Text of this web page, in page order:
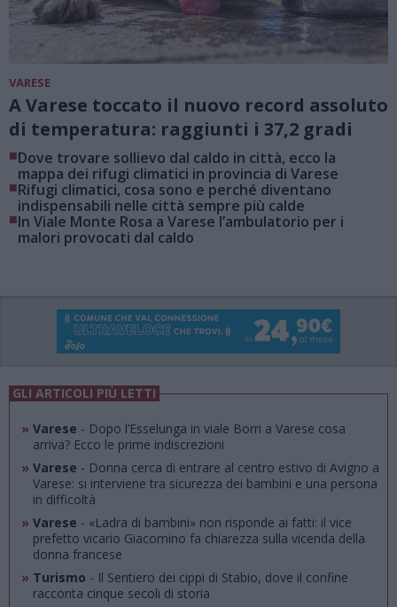
VARESE
A Varese toccato il nuovo record assoluto
di temperatura: raggiunti i 37,2 gradi
■Dove trovare sollievo dal caldo in città, ecco la
mappa dei rifugi climatici in provincia di Varese
■Rifugi climatici, cosa sono e perché diventano
indispensabili nelle città sempre più calde
■In Viale Monte Rosa a Varese l’ambulatorio per i
malori provocati dal caldo
GLI ARTICOLI PIÙ LETTI
» Varese - Dopo l’Esselunga in viale Borri a Varese cosa
arriva? Ecco le prime indiscrezioni
» Varese - Donna cerca di entrare al centro estivo di Avigno a
Varese: si interviene tra sicurezza dei bambini e una persona
in difficoltà
» Varese - «Ladra di bambini» non risponde ai fatti: il vice
prefetto vicario Giacomino fa chiarezza sulla vicenda della
donna francese
» Turismo - Il Sentiero dei cippi di Stabio, dove il confine
racconta cinque secoli di storia